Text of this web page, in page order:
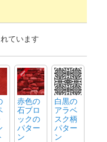
ています
赤色の
石ブロ
ックの
パター
ン
白黒の
アラベ
スク柄
パター
ン